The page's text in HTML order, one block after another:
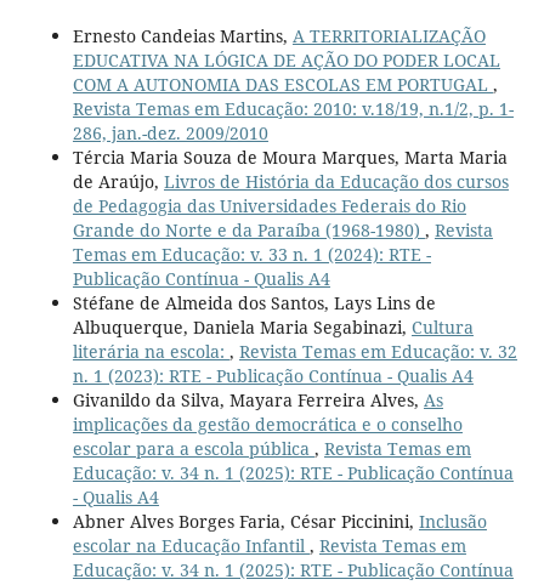
Ernesto Candeias Martins, A TERRITORIALIZAÇÃO
EDUCATIVA NA LÓGICA DE AÇÃO DO PODER LOCAL
COM A AUTONOMIA DAS ESCOLAS EM PORTUGAL ,
Revista Temas em Educação: 2010: v.18/19, n.1/2, p. 1-
286, jan.-dez. 2009/2010
Tércia Maria Souza de Moura Marques, Marta Maria
de Araújo, Livros de História da Educação dos cursos
de Pedagogia das Universidades Federais do Rio
Grande do Norte e da Paraíba (1968-1980) , Revista
Temas em Educação: v. 33 n. 1 (2024): RTE -
Publicação Contínua - Qualis A4
Stéfane de Almeida dos Santos, Lays Lins de
Albuquerque, Daniela Maria Segabinazi, Cultura
literária na escola: , Revista Temas em Educação: v. 32
n. 1 (2023): RTE - Publicação Contínua - Qualis A4
Givanildo da Silva, Mayara Ferreira Alves, As
implicações da gestão democrática e o conselho
escolar para a escola pública , Revista Temas em
Educação: v. 34 n. 1 (2025): RTE - Publicação Contínua
- Qualis A4
Abner Alves Borges Faria, César Piccinini, Inclusão
escolar na Educação Infantil , Revista Temas em
Educação: v. 34 n. 1 (2025): RTE - Publicação Contínua